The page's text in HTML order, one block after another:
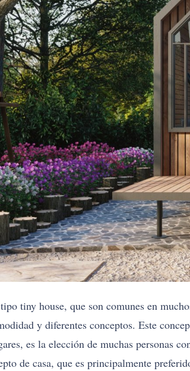
tiny house, que son comunes en
y diferentes conceptos. Este
es la elección de muchas personas
de casa, que es principalmente